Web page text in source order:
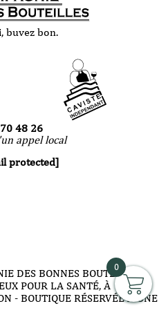
buvez bon.
48 26
appel local
protected]
DES BONNES BOUTEILLES
POUR LA SANTÉ, À
- BOUTIQUE RÉSERVÉE À UNE
0